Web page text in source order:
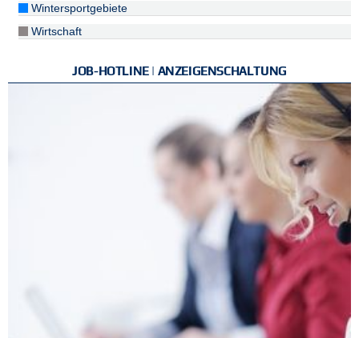
Wintersportgebiete
Wirtschaft
JOB-HOTLINE | ANZEIGENSCHALTUNG